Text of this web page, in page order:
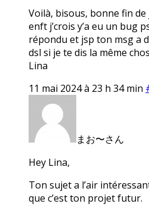
Voilà, bisous, bonne fin
enft j’crois y’a eu un bug
répondu et jsp ton msg a
dsl si je te dis la même
Lina
11 mai 2024 à 23 h 34 min
まお〜さん
Hey Lina,
Ton sujet a l’air
que c’est ton projet futur.